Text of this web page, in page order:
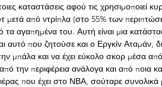
καταστάσεις αφού τις χρησιμοποιεί
μετά από ντρίπλα (στο 55% των
τα αγαπημένα του. Αυτή είναι μια
αυτό που ζητούσε και ο Εργκίν Αταμάν,
μπάλα και να έχει εύκολο σκορ μέσα
από την περιφέρεια ανάλογα και από ποια
που έχει στο ΝΒΑ, σούταρε